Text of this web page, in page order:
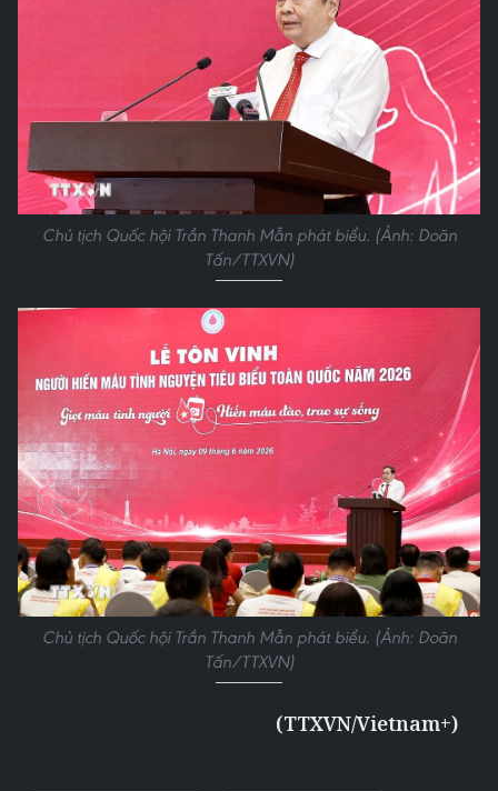
Chủ tịch Quốc hội Trần Thanh Mẫn phát biểu. (Ảnh: Doãn
Tấn/TTXVN)
Chủ tịch Quốc hội Trần Thanh Mẫn phát biểu. (Ảnh: Doãn
Tấn/TTXVN)
(TTXVN/Vietnam+)